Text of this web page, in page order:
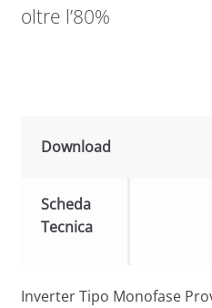
oltre l’80%
Download
Scheda
Tecnica
Inverter Tipo Monofase